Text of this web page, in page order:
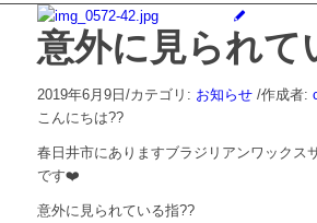
意外に見られて
2019年6月9日 /カテゴリ: お知らせ /作成者:
こんにちは??
春日井市にありますブラジリアンワックス
です❤️
意外に見られている指??